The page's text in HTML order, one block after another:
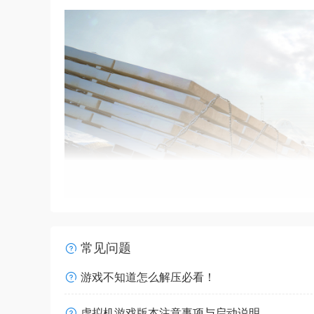
常见问题
游戏不知道怎么解压必看！